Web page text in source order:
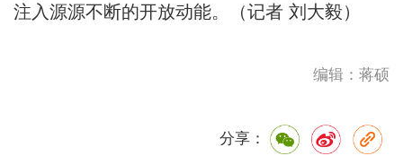
注入源源不断的开放动能。（记者 刘大毅）
编辑：蒋硕
分享：